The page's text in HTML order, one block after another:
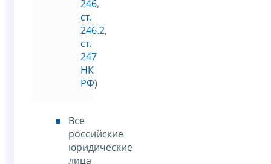
246,
ст.
246.2,
ст.
247
НК
РФ)
Все
российские
юридические
лица